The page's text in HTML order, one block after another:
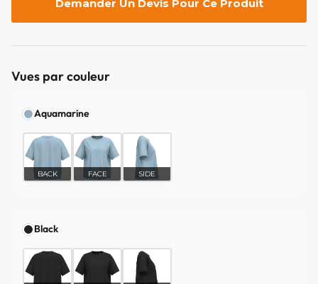
Demander Un Devis Pour Ce Produit
Vues par couleur
Aquamarine
BACK FACE SIDE
Black